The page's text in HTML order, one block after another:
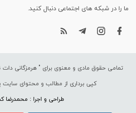
ما را در شبکه های اجتماعی دنبال کنید.
تمامی حقوق مادی و معنوی برای " هرمزگانی
کپی برداری از مطالب و محتوای سایت
طراحی و اجرا : محمدرضا